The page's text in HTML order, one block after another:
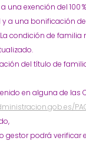
una exención del
y a una bonificación
condición de
del título de
en alguna de las
gestor podrá verificar